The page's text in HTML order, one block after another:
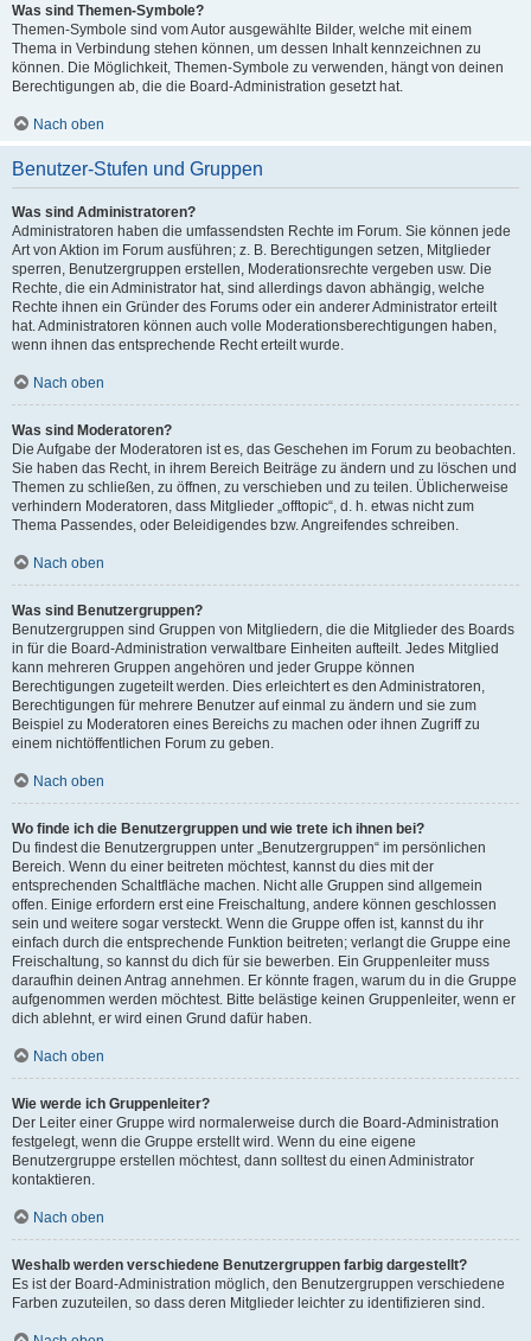
Was sind Themen-Symbole?
Themen-Symbole sind vom Autor ausgewählte Bilder, welche mit einem
Thema in Verbindung stehen können, um dessen Inhalt kennzeichnen zu
können. Die Möglichkeit, Themen-Symbole zu verwenden, hängt von deinen
Berechtigungen ab, die die Board-Administration gesetzt hat.
Nach oben
Benutzer-Stufen und Gruppen
Was sind Administratoren?
Administratoren haben die umfassendsten Rechte im Forum. Sie können jede
Art von Aktion im Forum ausführen; z. B. Berechtigungen setzen, Mitglieder
sperren, Benutzergruppen erstellen, Moderationsrechte vergeben usw. Die
Rechte, die ein Administrator hat, sind allerdings davon abhängig, welche
Rechte ihnen ein Gründer des Forums oder ein anderer Administrator erteilt
hat. Administratoren können auch volle Moderationsberechtigungen haben,
wenn ihnen das entsprechende Recht erteilt wurde.
Nach oben
Was sind Moderatoren?
Die Aufgabe der Moderatoren ist es, das Geschehen im Forum zu beobachten.
Sie haben das Recht, in ihrem Bereich Beiträge zu ändern und zu löschen und
Themen zu schließen, zu öffnen, zu verschieben und zu teilen. Üblicherweise
verhindern Moderatoren, dass Mitglieder „offtopic“, d. h. etwas nicht zum
Thema Passendes, oder Beleidigendes bzw. Angreifendes schreiben.
Nach oben
Was sind Benutzergruppen?
Benutzergruppen sind Gruppen von Mitgliedern, die die Mitglieder des Boards
in für die Board-Administration verwaltbare Einheiten aufteilt. Jedes Mitglied
kann mehreren Gruppen angehören und jeder Gruppe können
Berechtigungen zugeteilt werden. Dies erleichtert es den Administratoren,
Berechtigungen für mehrere Benutzer auf einmal zu ändern und sie zum
Beispiel zu Moderatoren eines Bereichs zu machen oder ihnen Zugriff zu
einem nichtöffentlichen Forum zu geben.
Nach oben
Wo finde ich die Benutzergruppen und wie trete ich ihnen bei?
Du findest die Benutzergruppen unter „Benutzergruppen“ im persönlichen
Bereich. Wenn du einer beitreten möchtest, kannst du dies mit der
entsprechenden Schaltfläche machen. Nicht alle Gruppen sind allgemein
offen. Einige erfordern erst eine Freischaltung, andere können geschlossen
sein und weitere sogar versteckt. Wenn die Gruppe offen ist, kannst du ihr
einfach durch die entsprechende Funktion beitreten; verlangt die Gruppe eine
Freischaltung, so kannst du dich für sie bewerben. Ein Gruppenleiter muss
daraufhin deinen Antrag annehmen. Er könnte fragen, warum du in die Gruppe
aufgenommen werden möchtest. Bitte belästige keinen Gruppenleiter, wenn er
dich ablehnt, er wird einen Grund dafür haben.
Nach oben
Wie werde ich Gruppenleiter?
Der Leiter einer Gruppe wird normalerweise durch die Board-Administration
festgelegt, wenn die Gruppe erstellt wird. Wenn du eine eigene
Benutzergruppe erstellen möchtest, dann solltest du einen Administrator
kontaktieren.
Nach oben
Weshalb werden verschiedene Benutzergruppen farbig dargestellt?
Es ist der Board-Administration möglich, den Benutzergruppen verschiedene
Farben zuzuteilen, so dass deren Mitglieder leichter zu identifizieren sind.